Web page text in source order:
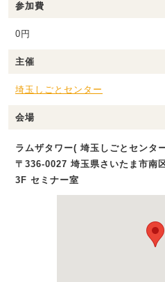
参加費
0円
主催
埼玉しごとセンター
会場
ラムザタワー( 埼玉しごとセンタ
〒336-0027 埼玉県さいたま市南
3F セミナー室